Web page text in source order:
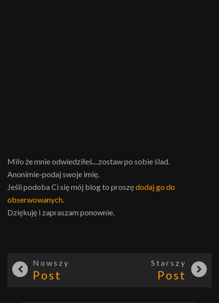
Miło że mnie odwiedziłeś....zostaw po sobie ślad.
Anonimie-podaj swoje imię.
Jeśli podoba Ci się mój blog to proszędodaj go do
obserwowanych.
Dziękuję i zapraszam ponownie.
Nowszy
Post
Starszy
Post